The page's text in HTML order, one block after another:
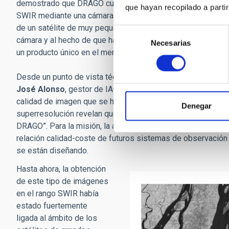
que hayan recopilado a
Selección
de
consentimiento
Necesarias
Denegar
demostrado que DRAGO cumple perfectamente con la
SWIR mediante una cámara con un volumen, masa y
de un satélite de muy pequeño tamaño”, afirma. “Estas
cámara y al hecho de que ha sido diseñado
un producto único en el mercado”, añade Alfonso Ynigo ,
Desde un punto de vista técnico, el análisis de estas
José Alonso, gestor de IACTEC-Microsatélites, “no solo
calidad de imagen que se habían establecido, sino que,
superresolución revelan que es posible producir
DRAGO”. Para la misión, la aplicación de este tipo de
relación calidad-coste de futuros sistemas de
se están diseñando.
Hasta ahora, la obtención
de este tipo de imágenes
en el rango SWIR había
estado fuertemente
ligada al ámbito de los